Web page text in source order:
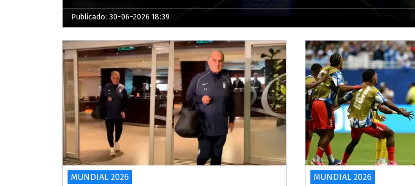
Publicado: 30-06-2026 18:39
MUNDIAL 2026 MUNDIAL 2026